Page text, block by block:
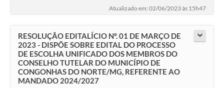
Atualizado em: 02/06/2023 às 15h47
RESOLUÇÃO EDITALÍCIO Nº. 01 DE MARÇO DE
2023 - DISPÕE SOBRE EDITAL DO PROCESSO
DE ESCOLHA UNIFICADO DOS MEMBROS DO
CONSELHO TUTELAR DO MUNICÍPIO DE
CONGONHAS DO NORTE/MG, REFERENTE AO
MANDADO 2024/2027